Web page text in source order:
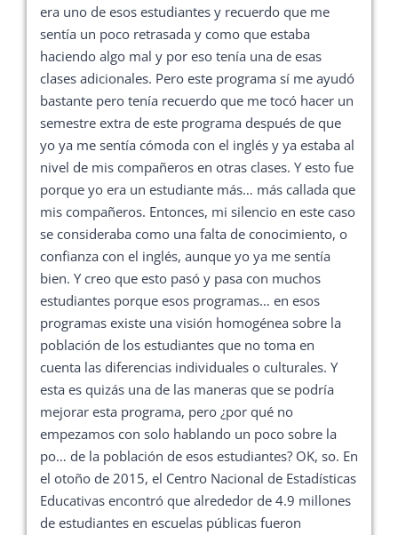
era uno de esos estudiantes y recuerdo que me
sentía un poco retrasada y como que estaba
haciendo algo mal y por eso tenía una de esas
clases adicionales. Pero este programa sí me ayudó
bastante pero tenía recuerdo que me tocó hacer un
semestre extra de este programa después de que
yo ya me sentía cómoda con el inglés y ya estaba al
nivel de mis compañeros en otras clases. Y esto fue
porque yo era un estudiante más… más callada que
mis compañeros. Entonces, mi silencio en este caso
se consideraba como una falta de conocimiento, o
confianza con el inglés, aunque yo ya me sentía
bien. Y creo que esto pasó y pasa con muchos
estudiantes porque esos programas… en esos
programas existe una visión homogénea sobre la
población de los estudiantes que no toma en
cuenta las diferencias individuales o culturales. Y
esta es quizás una de las maneras que se podría
mejorar esta programa, pero ¿por qué no
empezamos con solo hablando un poco sobre la
po… de la población de esos estudiantes? OK, so. En
el otoño de 2015, el Centro Nacional de Estadísticas
Educativas encontró que alrededor de 4.9 millones
de estudiantes en escuelas públicas fueron